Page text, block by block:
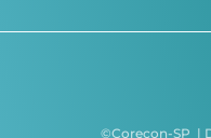
©Corecon-SP |